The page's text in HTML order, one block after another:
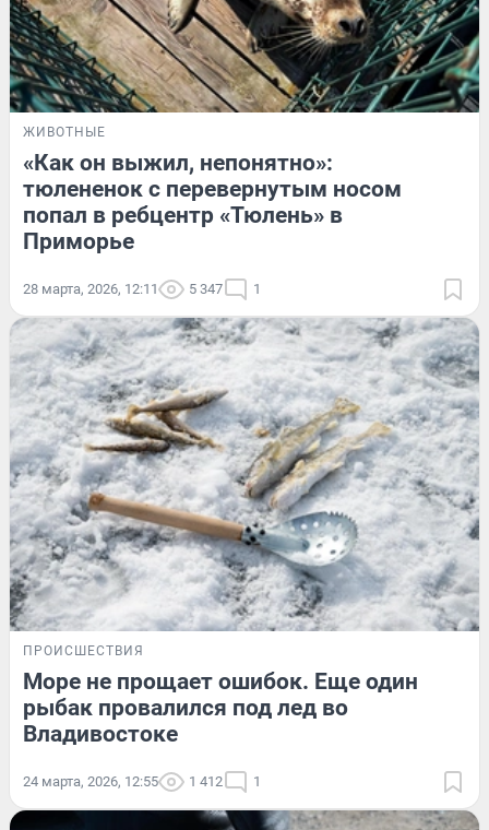
ЖИВОТНЫЕ
«Как он выжил, непонятно»:
тюлененок с перевернутым носом
попал в ребцентр «Тюлень» в
Приморье
28 марта, 2026, 12:11 5 347 1
ПРОИСШЕСТВИЯ
Море не прощает ошибок. Еще один
рыбак провалился под лед во
Владивостоке
24 марта, 2026, 12:55 1 412 1